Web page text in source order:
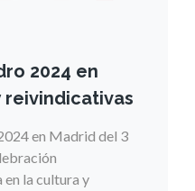
2024 en
reivindicativas
en Madrid del 3
la cultura y